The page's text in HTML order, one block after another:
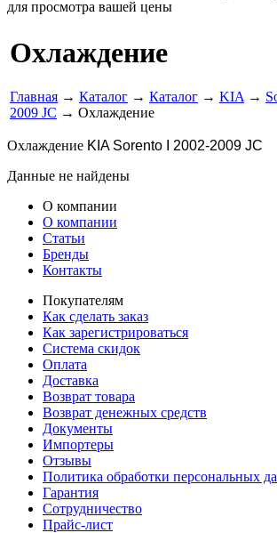
для просмотра вашей цены
Охлаждение
Главная → Каталог → Каталог → KIA →
2009 JC → Охлаждение
Охлаждение KIA Sorento I 2002-2009 JC
Данные не найдены
О компании
О компании
Статьи
Бренды
Контакты
Покупателям
Как сделать заказ
Как зарегистрироваться
Система скидок
Оплата
Доставка
Возврат товара
Возврат денежных средств
Документы
Импортеры
Отзывы
Политика обработки персональных
Гарантия
Сотрудничество
Прайс-лист